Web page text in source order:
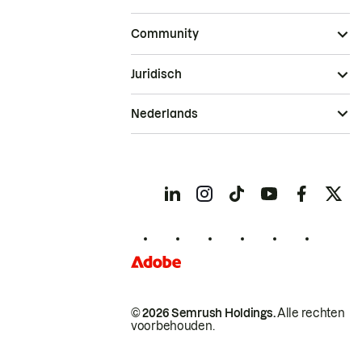
Community
© 2026 Semrush Holdings.Alle rechten
voorbehouden.
Juridisch
Nederlands